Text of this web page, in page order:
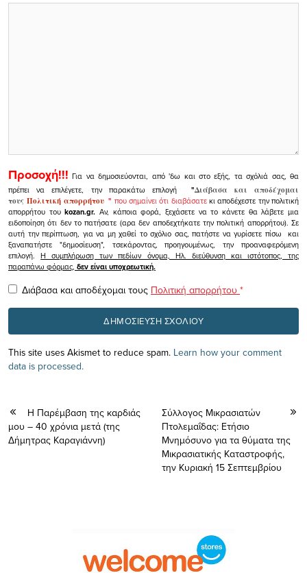
Προσοχή!!! Για να δημοσιεύονται, από 'δω και στο εξής, τα σχόλιά σας, θα
πρέπει να επιλέγετε, την παρακάτω επιλογή
"Διάβασα και αποδέχομαι
τουςΠολιτική απορρήτου" που σημαίνει ότι διαβάσατεκι αποδέχεστε την πολιτική
απορρήτου τουkozan.gr. Αν, κάποια φορά, ξεχάσετε να το κάνετε θα λάβετε μια
ειδοποίηση ότι δεν το πατήσατε (αρα δεν αποδεχτήκατε την πολιτική απορρήτου). Σε
αυτή την περίπτωση, για να μη χαθεί το σχόλιο σας, πατήστε να γυρίσετε πίσω και
ξαναπατήστε "δημοσίευση", τσεκάροντας, προηγουμένως, την προαναφερόμενη
επιλογή.Η συμπλήρωση των πεδίων όνομα, Ηλ. διεύθυνση και ιστότοπος, της
παραπάνω φόρμας, δεν είναι υποχρεωτική.
Διάβασα και αποδέχομαι τους Πολιτική απορρήτου *
This site uses Akismet to reduce spam. Learn how your comment
data is processed.
Η Παρέμβαση της καρδιάς
μου – 40 χρόνια μετά (της
Δήμητρας Καραγιάννη)
Σύλλογος Μικρασιατών
Πτολεμαΐδας: Ετήσιο
Μνημόσυνο για τα θύματα της
Μικρασιατικής Καταστροφής,
την Κυριακή 15 Σεπτεμβρίου